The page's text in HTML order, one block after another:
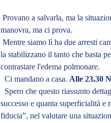
Provano a salvarla, ma la
manovra, ma ci prova.
Mentre siamo lì ha due arresti
la stabilizzano il tanto che basta
contrastare l'edema polmonare.
Ci mandano a casa. Alle 23,30
Spero che questo riassunto
successo e quanta superficialità e
fiducia”, nel valutare una